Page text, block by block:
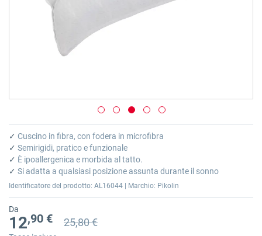
Vai
all'inizio
della
galleria
di
immagini
✓ Cuscino in fibra, con fodera in microfibra
✓ Semirigidi, pratico e funzionale
✓ È ipoallergenica e morbida al tatto.
✓ Si adatta a qualsiasi posizione assunta durante il sonno
Identificatore del prodotto: AL16044 | Marchio: Pikolin
Da
12,90 € Prezzo precedente
Prezzo precedente 25,80 €
25,80 €